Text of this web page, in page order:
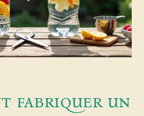
fabriquer un